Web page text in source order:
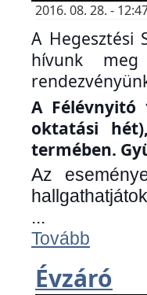
2016. 08. 28. -
A Hegesztési
hívunk
A Félévnyitó
oktatási
termében.
Az
...
Tovább
Évzáró